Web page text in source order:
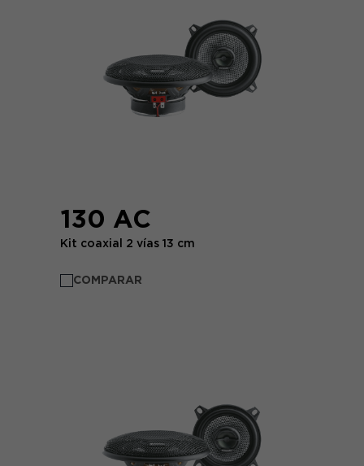
130 AC
Kit coaxial 2 vías 13 cm
COMPARAR